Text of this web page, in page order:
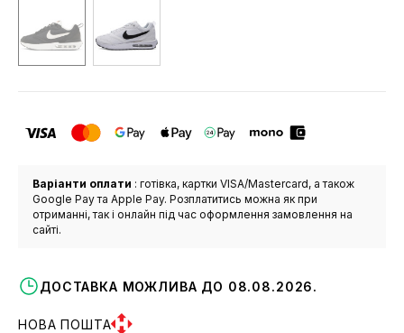
Варіанти оплати : готівка, картки VISA/Mastercard, а також
Google Pay та Apple Pay. Розплатитись можна як при
отриманні, так і онлайн під час оформлення замовлення на
сайті.
ДОСТАВКА МОЖЛИВА ДО 08.08.2026.
НОВА ПОШТА